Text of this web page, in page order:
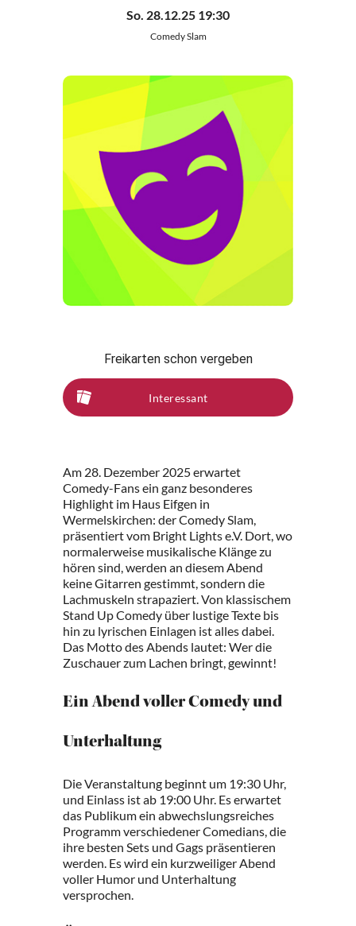
So. 28.12.25 19:30
Comedy Slam
Freikarten schon vergeben
Interessant
Am 28. Dezember 2025 erwartet
Comedy-Fans ein ganz besonderes
Highlight im Haus Eifgen in
Wermelskirchen: der Comedy Slam,
präsentiert vom Bright Lights e.V. Dort, wo
normalerweise musikalische Klänge zu
hören sind, werden an diesem Abend
keine Gitarren gestimmt, sondern die
Lachmuskeln strapaziert. Von klassischem
Stand Up Comedy über lustige Texte bis
hin zu lyrischen Einlagen ist alles dabei.
Das Motto des Abends lautet: Wer die
Zuschauer zum Lachen bringt, gewinnt!
Ein Abend voller Comedy und
Unterhaltung
Die Veranstaltung beginnt um 19:30 Uhr,
und Einlass ist ab 19:00 Uhr. Es erwartet
das Publikum ein abwechslungsreiches
Programm verschiedener Comedians, die
ihre besten Sets und Gags präsentieren
werden. Es wird ein kurzweiliger Abend
voller Humor und Unterhaltung
versprochen.